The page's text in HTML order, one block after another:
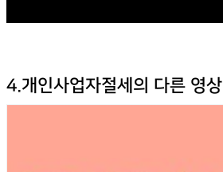
4.개인사업자절세의 다른 영상